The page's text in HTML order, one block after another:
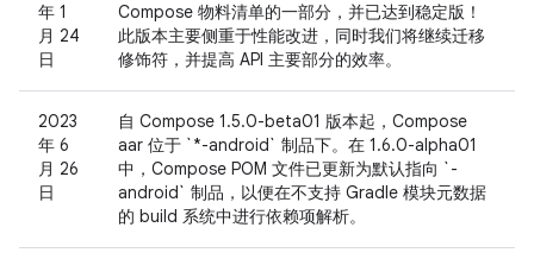
年 1
月 24
日
Compose 物料清单的一部分，并已达到稳定版！
此版本主要侧重于性能改进，同时我们将继续迁移
修饰符，并提高 API 主要部分的效率。
2023
年 6
月 26
日
自 Compose 1.5.0-beta01 版本起，Compose
aar 位于 `*-android` 制品下。在 1.6.0-alpha01
中，Compose POM 文件已更新为默认指向 `-
android` 制品，以便在不支持 Gradle 模块元数据
的 build 系统中进行依赖项解析。